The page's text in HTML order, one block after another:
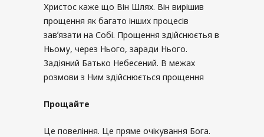
Христос каже що Він Шлях. Він вирішив
прощення як багато інших процесів
завʼязати на Собі. Прощення здійснюєтья в
Ньому, через Нього, заради Нього.
Задіяний Батько Небесений. В межах
розмови з Ним здійснюється прощення
Прощайте
Це повеління. Це пряме очікування Бога.